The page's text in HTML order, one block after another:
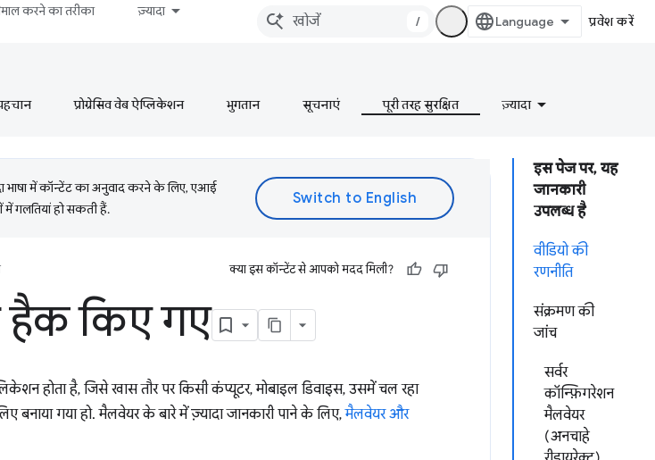
करने का तरीका ज़्यादा
/ प्रवेश करें
प्रोग्रेसिव वेब ऐप्लिकेशन भुगतान सूचनाएं पूरी तरह सुरक्षित ज़्यादा
इस पेज पर, यह
जानकारी
उपलब्ध है
वीडियो की
रणनीति
संक्रमण की
जांच
सर्वर
कॉन्फ़िगरेशन
मैलवेयर
(अनचाहे
में कॉन्टेंट का अनुवाद करने के लिए, एआई
गलतियां हो सकती हैं.
क्या इस कॉन्टेंट से आपको मदद मिली?
किए गए
होता है, जिसे खास तौर पर किसी कंप्यूटर, मोबाइल डिवाइस, उसमें चल रहा
बनाया गया हो. मैलवेयर के बारे में ज़्यादा जानकारी पाने के लिए,मैलवेयर और